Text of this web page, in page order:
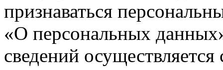
признаваться
«О персональных
сведений